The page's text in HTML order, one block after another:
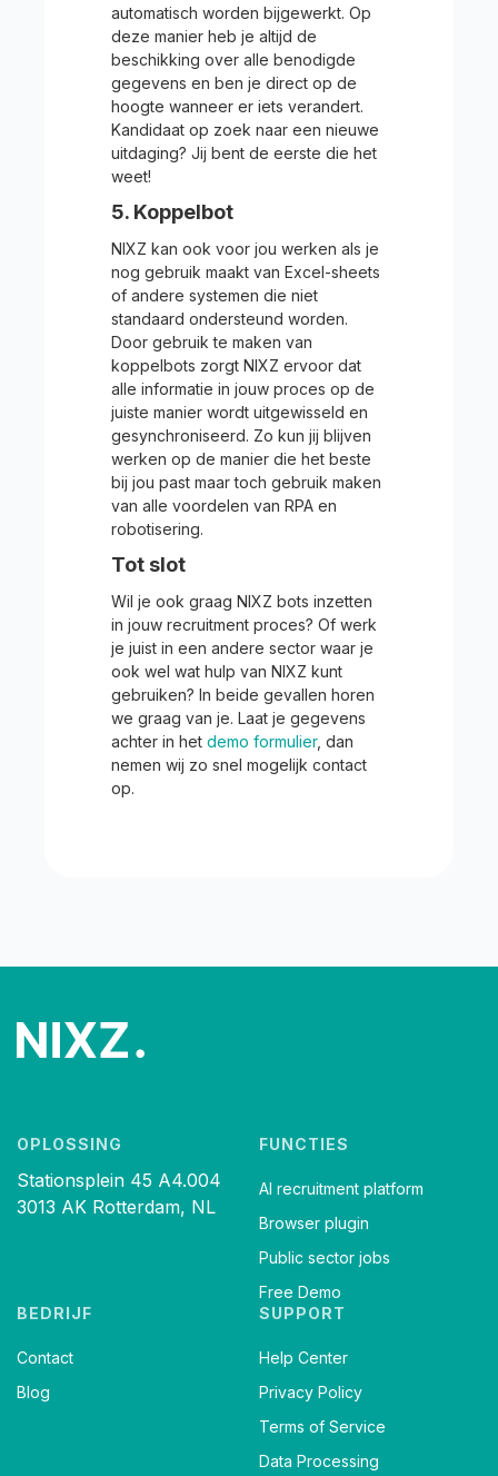
automatisch worden bijgewerkt. Op
deze manier heb je altijd de
beschikking over alle benodigde
gegevens en ben je direct op de
hoogte wanneer er iets verandert.
Kandidaat op zoek naar een nieuwe
uitdaging? Jij bent de eerste die het
weet!
5. Koppelbot
NIXZ kan ook voor jou werken als je
nog gebruik maakt van Excel-sheets
of andere systemen die niet
standaard ondersteund worden.
Door gebruik te maken van
koppelbots zorgt NIXZ ervoor dat
alle informatie in jouw proces op de
juiste manier wordt uitgewisseld en
gesynchroniseerd. Zo kun jij blijven
werken op de manier die het beste
bij jou past maar toch gebruik maken
van alle voordelen van RPA en
robotisering.
Tot slot
Wil je ook graag NIXZ bots inzetten
in jouw recruitment proces? Of werk
je juist in een andere sector waar je
ook wel wat hulp van NIXZ kunt
gebruiken? In beide gevallen horen
we graag van je. Laat je gegevens
achter in het demo formulier, dan
nemen wij zo snel mogelijk contact
op.
OPLOSSING
Stationsplein 45 A4.004
3013 AK Rotterdam, NL
FUNCTIES
AI recruitment platform
Browser plugin
Public sector jobs
Free Demo
BEDRIJF
Contact
Blog
SUPPORT
Help Center
Privacy Policy
Terms of Service
Data Processing